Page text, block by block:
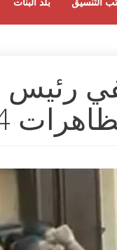
رئيس
24 اغسطس